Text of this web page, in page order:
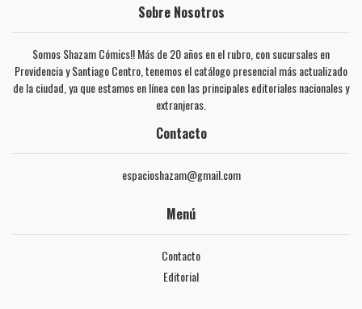
Sobre Nosotros
Somos Shazam Cómics!! Más de 20 años en el rubro, con sucursales en
Providencia y Santiago Centro, tenemos el catálogo presencial más actualizado
de la ciudad, ya que estamos en línea con las principales editoriales nacionales y
extranjeras.
Contacto
espacioshazam@gmail.com
Menú
Contacto
Editorial